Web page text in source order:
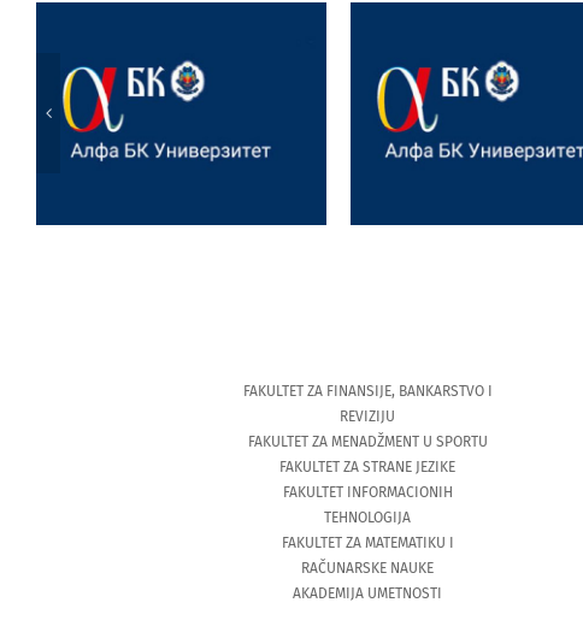
Victoria Day – praznik u
anglofonoj kulturi,
umetnički performans i
Profesorka Marijana
Joksimović na
obeležavanju
FAKULTET ZA FINANSIJE, BANKARSTVO I
REVIZIJU
FAKULTET ZA MENADŽMENT U SPORTU
FAKULTET ZA STRANE JEZIKE
FAKULTET INFORMACIONIH
TEHNOLOGIJA
FAKULTET ZA MATEMATIKU I
RAČUNARSKE NAUKE
AKADEMIJA UMETNOSTI